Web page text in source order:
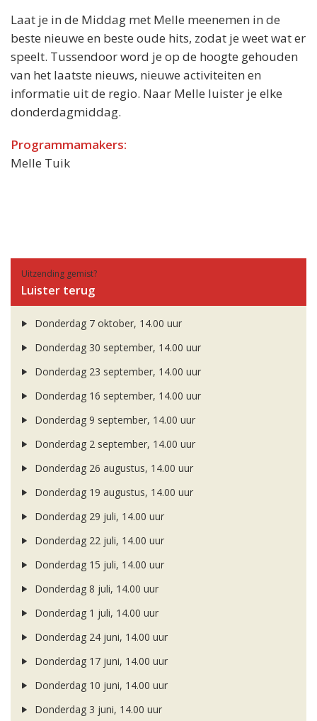
Laat je in de Middag met Melle meenemen in de
beste nieuwe en beste oude hits, zodat je weet wat er
speelt. Tussendoor word je op de hoogte gehouden
van het laatste nieuws, nieuwe activiteiten en
informatie uit de regio. Naar Melle luister je elke
donderdagmiddag.
Programmamakers:
Melle Tuik
Uitzending gemist?
Luister terug
Donderdag 7 oktober, 14.00 uur
Donderdag 30 september, 14.00 uur
Donderdag 23 september, 14.00 uur
Donderdag 16 september, 14.00 uur
Donderdag 9 september, 14.00 uur
Donderdag 2 september, 14.00 uur
Donderdag 26 augustus, 14.00 uur
Donderdag 19 augustus, 14.00 uur
Donderdag 29 juli, 14.00 uur
Donderdag 22 juli, 14.00 uur
Donderdag 15 juli, 14.00 uur
Donderdag 8 juli, 14.00 uur
Donderdag 1 juli, 14.00 uur
Donderdag 24 juni, 14.00 uur
Donderdag 17 juni, 14.00 uur
Donderdag 10 juni, 14.00 uur
Donderdag 3 juni, 14.00 uur